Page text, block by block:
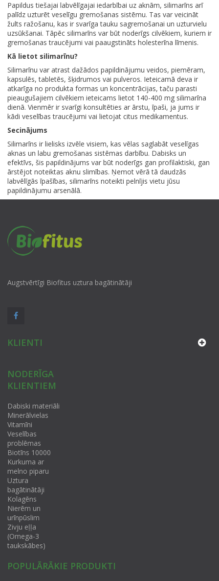
Papildus tiešajai labvēlīgajai iedarbībai uz aknām, silimarīns arī
palīdz uzturēt veselīgu gremošanas sistēmu. Tas var veicināt
žults ražošanu, kas ir svarīga tauku sagremošanai un uzturvielu
uzsūkšanai. Tāpēc silimarīns var būt noderīgs cilvēkiem, kuriem ir
gremošanas traucējumi vai paaugstināts holesterīna līmenis.
Kā lietot silimarīnu?
Silimarīnu var atrast dažādos papildinājumu veidos, piemēram,
kapsulēs, tabletēs, šķidrumos vai pulveros. Ieteicamā deva ir
atkarīga no produkta formas un koncentrācijas, taču parasti
pieaugušajiem cilvēkiem ieteicams lietot 140-400 mg silimarīna
dienā. Vienmēr ir svarīgi konsultēties ar ārstu, īpaši, ja jums ir
kādi veselības traucējumi vai lietojat citus medikamentus.
Secinājums
Silimarīns ir lielisks izvēle visiem, kas vēlas saglabāt veselīgas
aknas un labu gremošanas sistēmas darbību. Dabisks un
efektīvs, šis papildinājums var būt noderīgs gan profilaktiski, gan
ārstējot noteiktas aknu slimības. Ņemot vērā tā daudzās
labvēlīgās īpašības, silimarīns noteikti pelnījis vietu jūsu
papildinājumu arsenālā.
Augstvērtīgi Biofitus uztura bagātinātāji
KLIENTI
NODERĪGA
KLIENTIEM
Dabiski materiāli
Minerālvielas
Vitamīni
Veselības
problēmas
Biotīns 10000
Kurkuma ar
melno piparu
Uztura
bagātinātāji
Kolagēns
Nierēm un
urīnpūslim
Zivju eļļa
(Omega-3
taukskābes)
POPULĀRĀKIE PRODUKTI